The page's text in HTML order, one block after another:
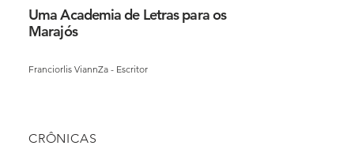
Uma Academia de Letras para os
Marajós
Franciorlis ViannZa - Escritor
CRÔNICAS